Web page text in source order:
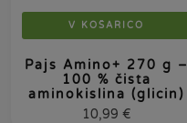
V KOŠARICO
Pajs Amino+ 270 g –
100 % čista
aminokislina (glicin)
10,99 €